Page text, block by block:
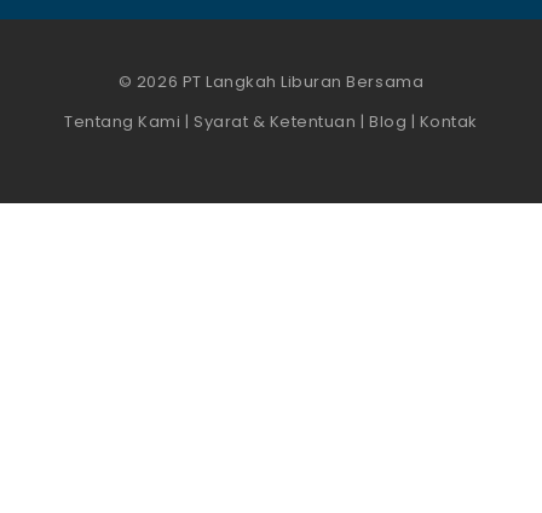
© 2026 PT Langkah Liburan Bersama
Tentang Kami | Syarat & Ketentuan | Blog | Kontak